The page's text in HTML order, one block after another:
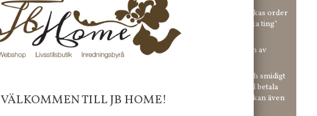
Frakt 99 kr, handlar du över 2000 kr skickas order
fraktfritt. 100 kr - 400 kr i frakt för våra "unika ting"
produkter som skickas.
10 % rabatt på din första order vid anmälan av
nyhetsbrev, via pop-up ruta
Faktura 0 kr. Hos oss betalar du enkelt och smidigt
med KLARNA CHECKOUT. Välj själv hur du vill betala
mellan alla Klarnas betalningstjänster. Och du kan även
välja PAYSON betalningstjänst.
VÄLKOMMEN TILL JB HOME!